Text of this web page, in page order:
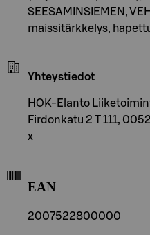
SEESAMINSIEMEN,
maissitärkkelys,
Yhteystiedot
HOK-Elanto
Firdonkatu 2 T 111,
x
EAN
2007522800000